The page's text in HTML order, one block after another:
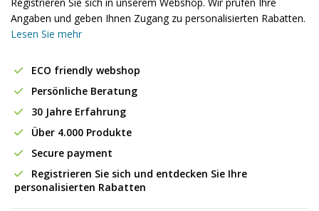
Angaben und geben Ihnen Zugang zu personalisierten Rabatten.
Lesen Sie mehr
ECO friendly webshop
Persönliche Beratung
30 Jahre Erfahrung
Über 4.000 Produkte
Secure payment
Registrieren Sie sich und entdecken Sie Ihre
personalisierten Rabatten